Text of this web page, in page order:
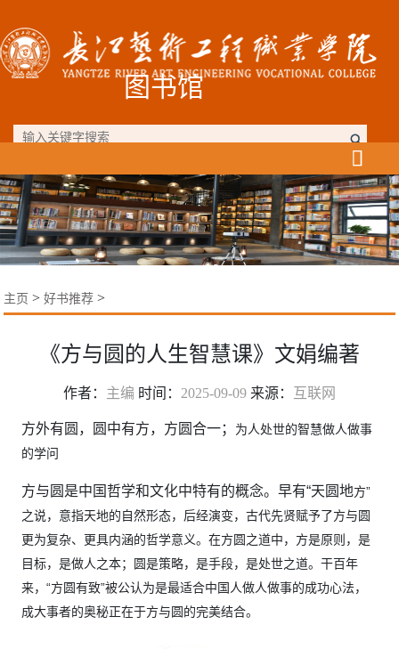
图书馆

主页 >好书推荐 >
《方与圆的人生智慧课》文娟编著
作者： 主编 时间： 2025-09-09 来源： 互联网
方外有圆，圆中有方，方圆合一； 为人处世的智慧做人做事
的学问
方与圆是中国哲学和文化中特有的概念。早有“天圆地方”
之说，意指天地的自然形态，后经演变，古代先贤赋予了方与圆
更为复杂、更具内涵的哲学意义。在方圆之道中，方是原则，是
目标，是做人之本；圆是策略，是手段，是处世之道。干百年
来，“方圆有致”被公认为是最适合中国人做人做事的成功心法，
成大事者的奥秘正在于方与圆的完美结合。